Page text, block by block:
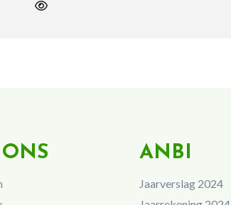
ANBI
Jaarverslag 2024